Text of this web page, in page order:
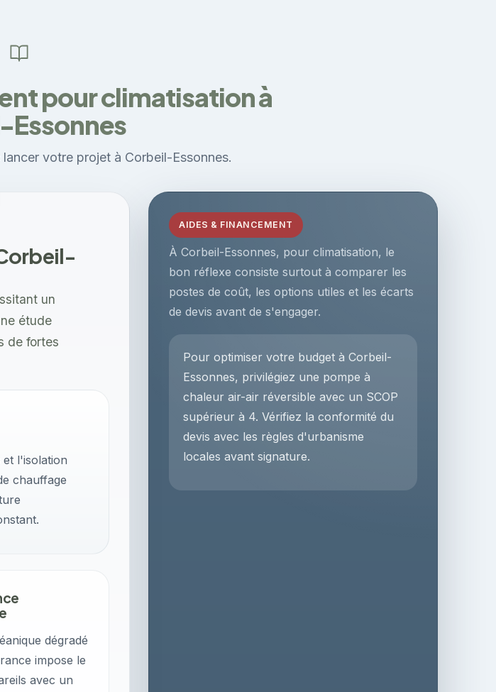
pour climatisation à
votre projet à Corbeil-Essonnes.
AIDES & FINANCEMENT
À Corbeil-Essonnes, pour climatisation, le
bon réflexe consiste surtout à comparer les
postes de coût, les options utiles et les écarts
de devis avant de s'engager.
Pour optimiser votre budget à Corbeil-
Essonnes, privilégiez une pompe à
chaleur air-air réversible avec un SCOP
supérieur à 4. Vérifiez la conformité du
devis avec les règles d'urbanisme
locales avant signature.
un
étude
de fortes
et l'isolation
chauffage
dégradé
impose le
avec un